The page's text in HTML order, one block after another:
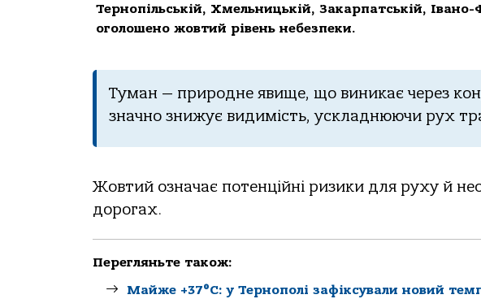
Тернопільській, Хмельницькій, Закарпатській,
оголошено жовтий рівень небезпеки.
Туман — природне явище, що виникає через
значно знижує видимість, ускладнюючи рух
Жовтий означає потенційні ризики для руху й
дорогах.
Перегляньте також:
Майже +37°C: у Тернополі зафіксували новий